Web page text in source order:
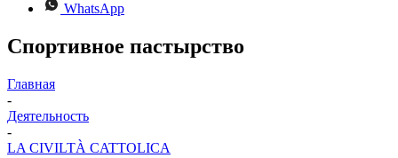
WhatsApp
Спортивное пастырство
Главная
-
Деятельность
-
LA CIVILTÀ CATTOLICA